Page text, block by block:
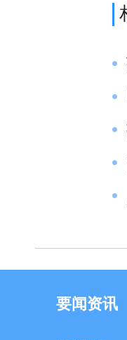
要闻资讯